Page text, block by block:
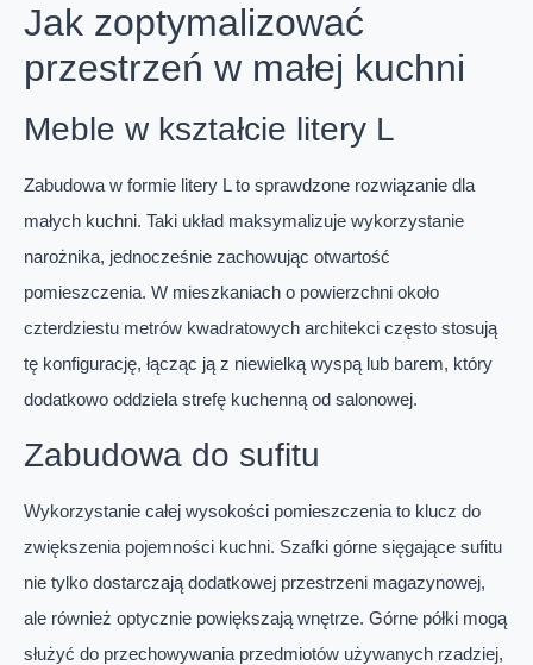
Jak zoptymalizować
przestrzeń w małej kuchni
Meble w kształcie litery L
Zabudowa w formie litery L to sprawdzone rozwiązanie dla
małych kuchni. Taki układ maksymalizuje wykorzystanie
narożnika, jednocześnie zachowując otwartość
pomieszczenia. W mieszkaniach o powierzchni około
czterdziestu metrów kwadratowych architekci często stosują
tę konfigurację, łącząc ją z niewielką wyspą lub barem, który
dodatkowo oddziela strefę kuchenną od salonowej.
Zabudowa do sufitu
Wykorzystanie całej wysokości pomieszczenia to klucz do
zwiększenia pojemności kuchni. Szafki górne sięgające sufitu
nie tylko dostarczają dodatkowej przestrzeni magazynowej,
ale również optycznie powiększają wnętrze. Górne półki mogą
służyć do przechowywania przedmiotów używanych rzadziej,